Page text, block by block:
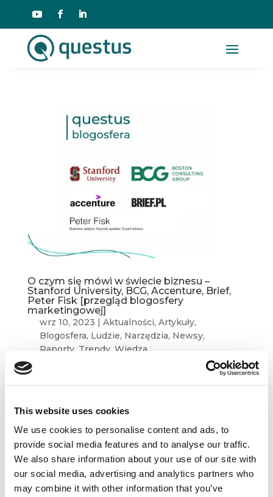
This website uses cookies
We use cookies to personalise content and ads, to
provide social media features and to analyse our traffic.
We also share information about your use of our site with
our social media, advertising and analytics partners who
may combine it with other information that you’ve
O czym się mówi w świecie biznesu –
Stanford University, BCG, Accenture, Brief,
Peter Fisk [przegląd blogosfery
marketingowej]
wrz 10, 2023 | Aktualności, Artykuły,
Blogosfera, Ludzie, Narzędzia, Newsy,
Raporty, Trendy, Wiedza
Zapraszamy na kolejny przegląd marketingowej
i biznesowej blogosfery. W tym miesiącu
University, BCG, Accenture, Brief.pl oraz Peter
Fisk. Przyjemnej wrześniowej lektury! To Make
Influencers Seem More Authentic, Just...